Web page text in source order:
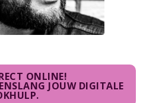
ONLINE!
JOUW DIGITALE